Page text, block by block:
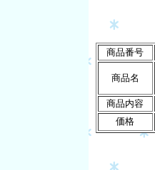
商品番号
商品名
商品内容
価格